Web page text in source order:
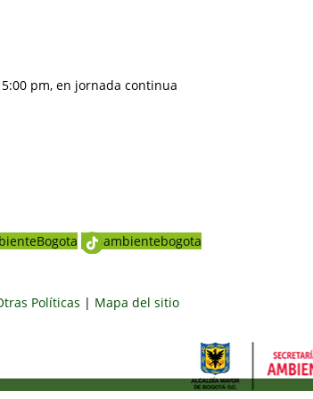
pm, en jornada continua
ambientebogota
Políticas | Mapa del sitio